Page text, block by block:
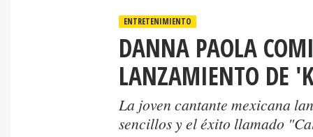
ENTRETENIMIENTO
DANNA PAOLA
LANZAMIENTO DE
La joven cantante mexicana
sencillos y el éxito llamado